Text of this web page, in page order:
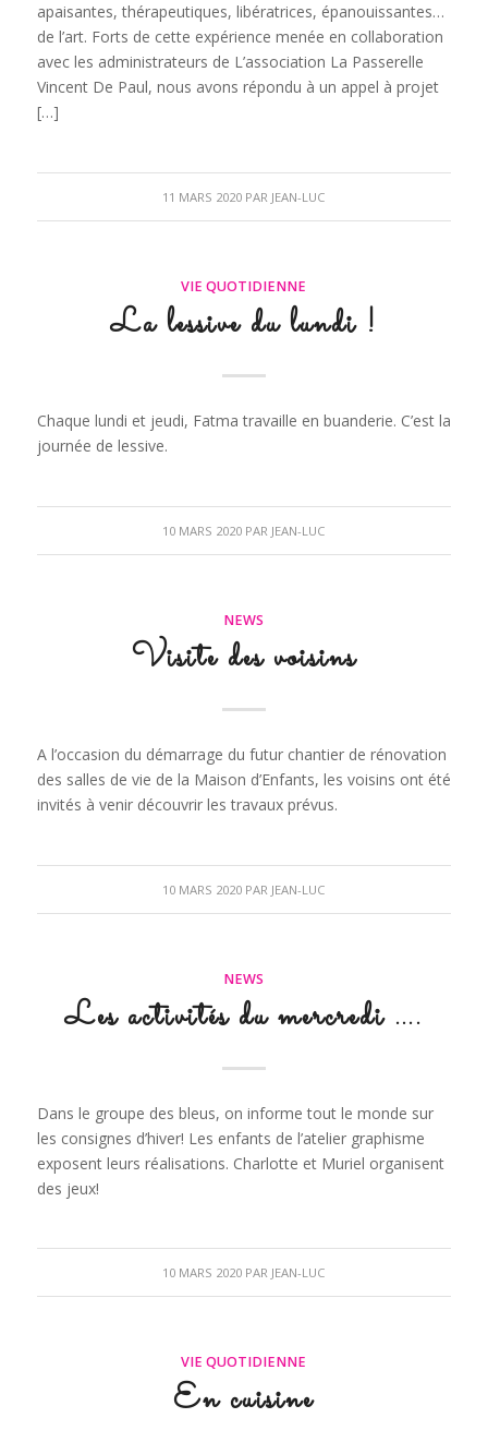
apaisantes, thérapeutiques, libératrices, épanouissantes…
de l’art. Forts de cette expérience menée en collaboration
avec les administrateurs de L’association La Passerelle
Vincent De Paul, nous avons répondu à un appel à projet
[…]
11 MARS 2020 PAR JEAN-LUC
VIE QUOTIDIENNE
La lessive du lundi !
Chaque lundi et jeudi, Fatma travaille en buanderie. C’est la
journée de lessive.
10 MARS 2020 PAR JEAN-LUC
NEWS
Visite des voisins
A l’occasion du démarrage du futur chantier de rénovation
des salles de vie de la Maison d’Enfants, les voisins ont été
invités à venir découvrir les travaux prévus.
10 MARS 2020 PAR JEAN-LUC
NEWS
Les activités du mercredi ….
Dans le groupe des bleus, on informe tout le monde sur
les consignes d’hiver! Les enfants de l’atelier graphisme
exposent leurs réalisations. Charlotte et Muriel organisent
des jeux!
10 MARS 2020 PAR JEAN-LUC
VIE QUOTIDIENNE
En cuisine